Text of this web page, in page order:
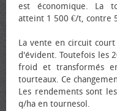
est économique. La
atteint 1 500 €/t, contre
La vente en circuit
d'évident. Toutefois les
froid et transformés
tourteaux. Ce
Les rendements sont
q/ha en tournesol.